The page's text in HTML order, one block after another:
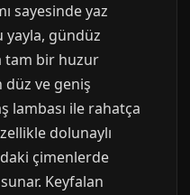
sayesinde yaz
yayla, gündüz
tam bir huzur
düz ve geniş
lambası ile rahatça
dolunaylı
çimenlerde
Keyfalan